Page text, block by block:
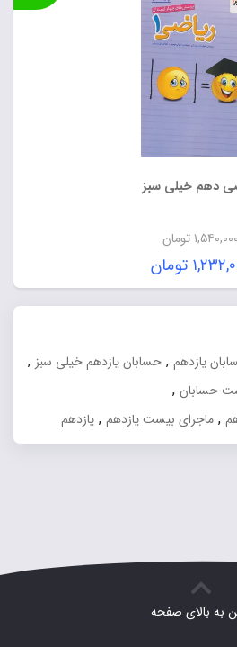
دهم خیلی سبز
تومان
قیمت
اصلی:
۱,۵۴۰,۰۰۰ تومان
تومان
قیمت
فعلی:
یازدهم , حسابان یازدهم خیلی سبز ,
حسابان ,
, ماجرای بیست یازدهم , یازدهم
به بالای صفحه